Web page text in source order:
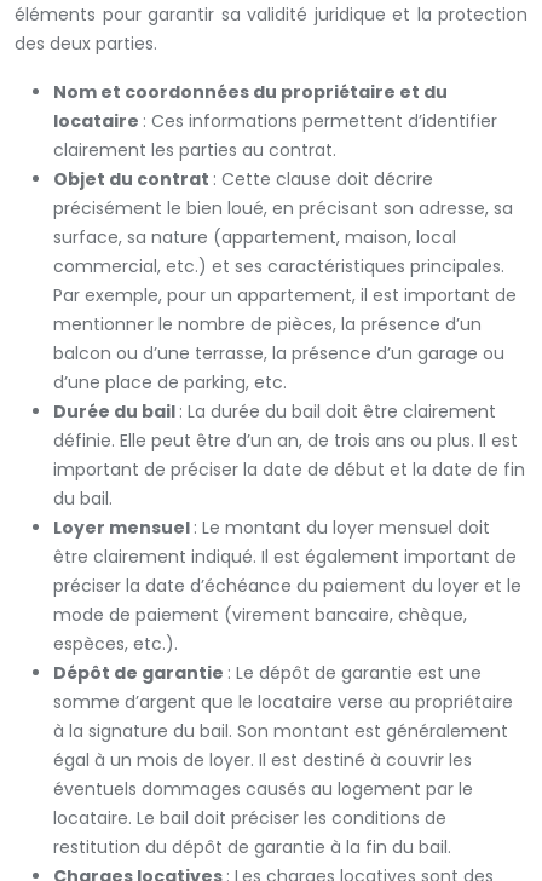
éléments pour garantir sa validité juridique et la protection
des deux parties.
Nom et coordonnées du propriétaire et du
locataire : Ces informations permettent d’identifier
clairement les parties au contrat.
Objet du contrat : Cette clause doit décrire
précisément le bien loué, en précisant son adresse, sa
surface, sa nature (appartement, maison, local
commercial, etc.) et ses caractéristiques principales.
Par exemple, pour un appartement, il est important de
mentionner le nombre de pièces, la présence d’un
balcon ou d’une terrasse, la présence d’un garage ou
d’une place de parking, etc.
Durée du bail : La durée du bail doit être clairement
définie. Elle peut être d’un an, de trois ans ou plus. Il est
important de préciser la date de début et la date de fin
du bail.
Loyer mensuel : Le montant du loyer mensuel doit
être clairement indiqué. Il est également important de
préciser la date d’échéance du paiement du loyer et le
mode de paiement (virement bancaire, chèque,
espèces, etc.).
Dépôt de garantie : Le dépôt de garantie est une
somme d’argent que le locataire verse au propriétaire
à la signature du bail. Son montant est généralement
égal à un mois de loyer. Il est destiné à couvrir les
éventuels dommages causés au logement par le
locataire. Le bail doit préciser les conditions de
restitution du dépôt de garantie à la fin du bail.
Charges locatives : Les charges locatives sont des